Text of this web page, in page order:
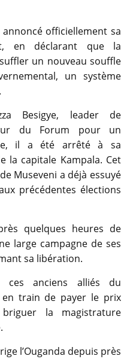
officiellement sa
en déclarant que la
un nouveau souffle
un système
Besigye, leader de
du Forum pour un
il a été arrêté à sa
la capitale Kampala. Cet
Museveni a déjà essuyé
précédentes élections
quelques heures de
large campagne de ses
sa libération.
ces anciens alliés du
en train de payer le prix
la magistrature
l’Ouganda depuis près